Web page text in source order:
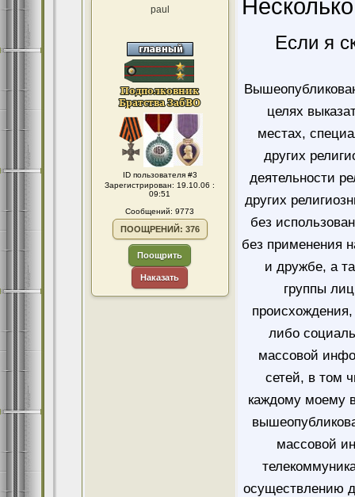
paul
ID пользователя #3
Зарегистрирован: 19.10.06 :
09:51
Сообщений: 9773
ПООЩРЕНИЙ: 376
Поощрить
Наказать
Если я
целях
местах,
других
деятельности
других
без
без применения
и дружбе, а
группы
либо
массовой
сетей, в том
каждому моему
массовой
осуществлению